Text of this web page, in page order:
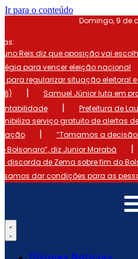
Ir para o conteúdo
Domingo, 9 de
Reis diz que oposição vai
para vencer eleição nacional
para regularizar situação eleitoral
|
Samuel Júnior luta em
|
Prefeitura de
serviço gratuito de alertas
|
“Tomamos a
Bolsonaro”, diz Junior Marabá
|
discorda de Zema sobre fim do
dar condições para as